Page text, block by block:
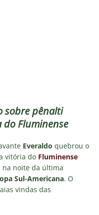
sobre pênalti
Fluminense
Everaldo quebrou o
vitória do Fluminense
na noite da última
Sul-Americana. O
vindas das